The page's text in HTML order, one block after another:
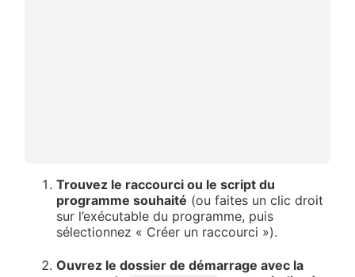
Trouvez le raccourci ou le script du
programme souhaité (ou faites un clic droit
sur l’exécutable du programme, puis
sélectionnez « Créer un raccourci »).
Ouvrez le dossier de démarrage avec la